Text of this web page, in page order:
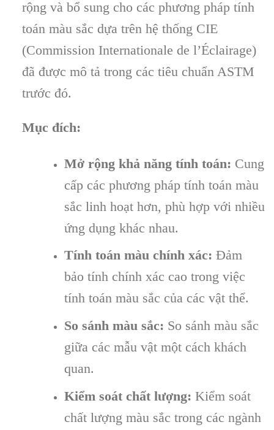
rộng và bổ sung cho các phương pháp tính
toán màu sắc dựa trên hệ thống CIE
(Commission Internationale de l’Éclairage)
đã được mô tả trong các tiêu chuẩn ASTM
trước đó.
Mục đích:
Mở rộng khả năng tính toán: Cung
cấp các phương pháp tính toán màu
sắc linh hoạt hơn, phù hợp với nhiều
ứng dụng khác nhau.
Tính toán màu chính xác: Đảm
bảo tính chính xác cao trong việc
tính toán màu sắc của các vật thể.
So sánh màu sắc: So sánh màu sắc
giữa các mẫu vật một cách khách
quan.
Kiểm soát chất lượng: Kiểm soát
chất lượng màu sắc trong các ngành